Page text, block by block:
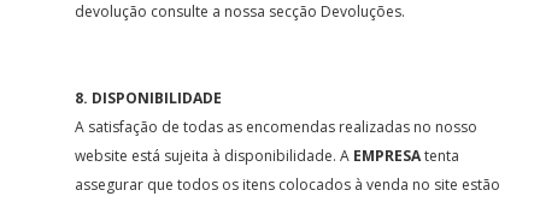
devolução consulte a nossa secção Devoluções.
8. DISPONIBILIDADE
A satisfação de todas as encomendas realizadas no nosso
website está sujeita à disponibilidade. A EMPRESAtenta
assegurar que todos os itens colocados à venda no site estão